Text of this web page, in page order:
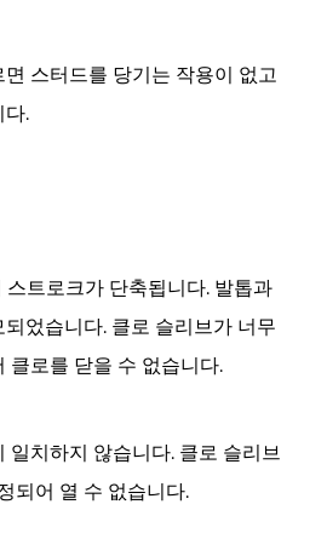
스터드를 당기는 작용이 없고
다.
스트로크가 단축됩니다. 발톱과
었습니다. 클로 슬리브가 너무
클로를 닫을 수 없습니다.
일치하지 않습니다. 클로 슬리브
되어 열 수 없습니다.